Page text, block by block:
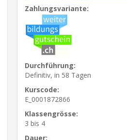
Zahlungsvariante:
Durchführung:
Definitiv, in 58 Tagen
Kurscode:
E_0001872866
Klassengrösse:
3 bis 4
Dauer: